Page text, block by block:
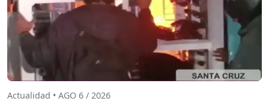
Actualidad • AGO 6 / 2026